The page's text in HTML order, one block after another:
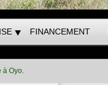
FINANCEMENT
à Oyo.